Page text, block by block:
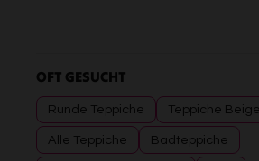
OFT GESUCHT
Runde Teppiche Teppiche Beige
Alle Teppiche Badteppiche